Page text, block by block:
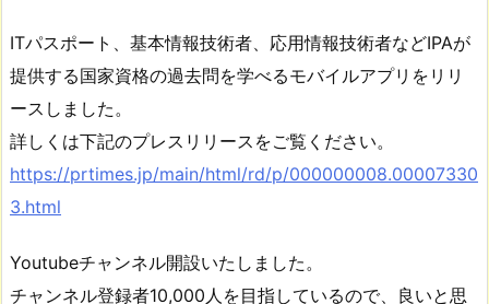
ITパスポート、基本情報技術者、応用情報技術者などIPAが
提供する国家資格の過去問を学べるモバイルアプリをリリ
ースしました。
詳しくは下記のプレスリリースをご覧ください。
https://prtimes.jp/main/html/rd/p/000000008.00007330
3.html
Youtubeチャンネル開設いたしました。
チャンネル登録者10,000人を目指しているので、良いと思